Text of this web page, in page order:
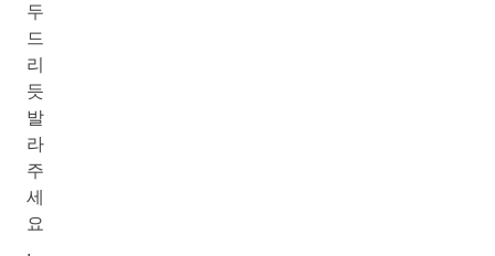
두
드
리
듯
발
라
주
세
요
.